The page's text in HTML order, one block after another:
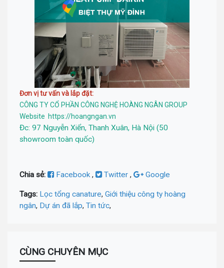
Đơn vị tư vấn và lắp đặt:
CÔNG TY CỔ PHẦN CÔNG NGHỆ HOÀNG NGÂN GROUP
Website https://hoangngan.vn
Đc: 97 Nguyễn Xiển, Thanh Xuân, Hà Nội (50
showroom toàn quốc)
Chia sẻ: Facebook , Twitter , Google
Tags: Lọc tổng canature, Giới thiệu công ty hoàng
ngân, Dự án đã lắp, Tin tức,
CÙNG CHUYÊN MỤC